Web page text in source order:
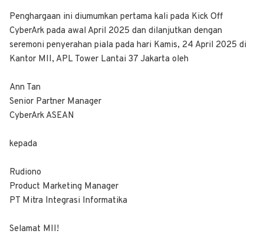
Penghargaan ini diumumkan pertama kali pada Kick Off
CyberArk pada awal April 2025 dan dilanjutkan dengan
seremoni penyerahan piala pada hari Kamis, 24 April 2025 di
Kantor MII, APL Tower Lantai 37 Jakarta oleh
Ann Tan
Senior Partner Manager
CyberArk ASEAN
kepada
Rudiono
Product Marketing Manager
PT Mitra Integrasi Informatika
Selamat MII!